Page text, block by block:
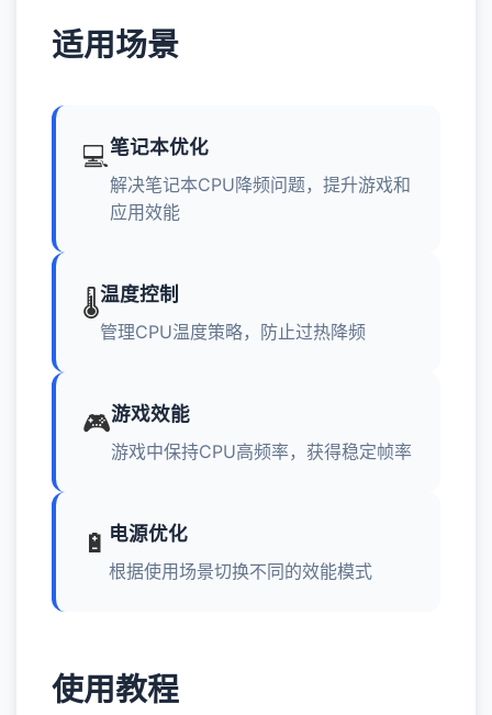
适用场景
💻笔记本优化
解决笔记本CPU降频问题，提升游戏和
应用效能
🌡️温度控制
管理CPU温度策略，防止过热降频
🎮游戏效能
游戏中保持CPU高频率，获得稳定帧率
🔋 电源优化
根据使用场景切换不同的效能模式
使用教程